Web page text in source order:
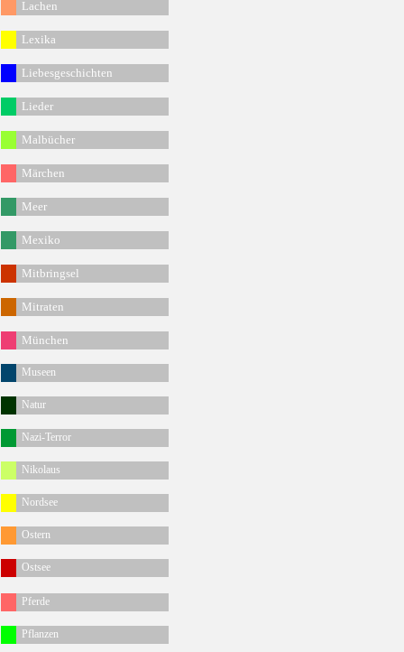
Lachen
Lexika
Liebesgeschichten
Lieder
Malbücher
Märchen
Meer
Mexiko
Mitbringsel
Mitraten
München
Museen
Natur
Nazi-Terror
Nikolaus
Nordsee
Ostern
Ostsee
Pferde
Pflanzen